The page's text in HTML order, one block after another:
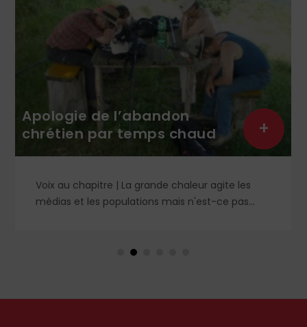
Apologie de l’abandon
chrétien par temps chaud
Voix au chapitre | La grande chaleur agite les
médias et les populations mais n'est-ce pas
paralysantes. Petit guide de l'essentiel pour un
+